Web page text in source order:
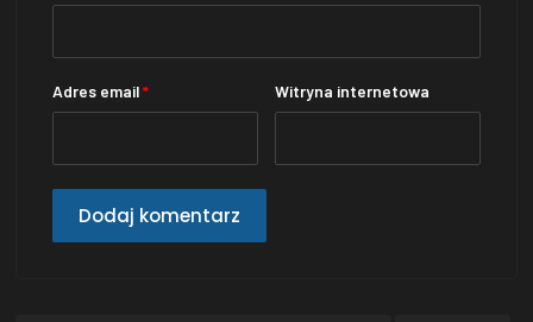
Adres email* Witryna internetowa